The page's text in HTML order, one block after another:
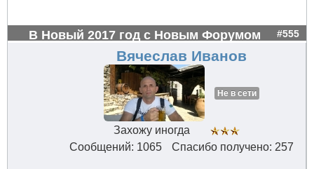
В Новый 2017 год с Новым Форумом #555
Вячеслав Иванов
Не в сети
Захожу иногда
Сообщений: 1065
Спасибо получено: 257